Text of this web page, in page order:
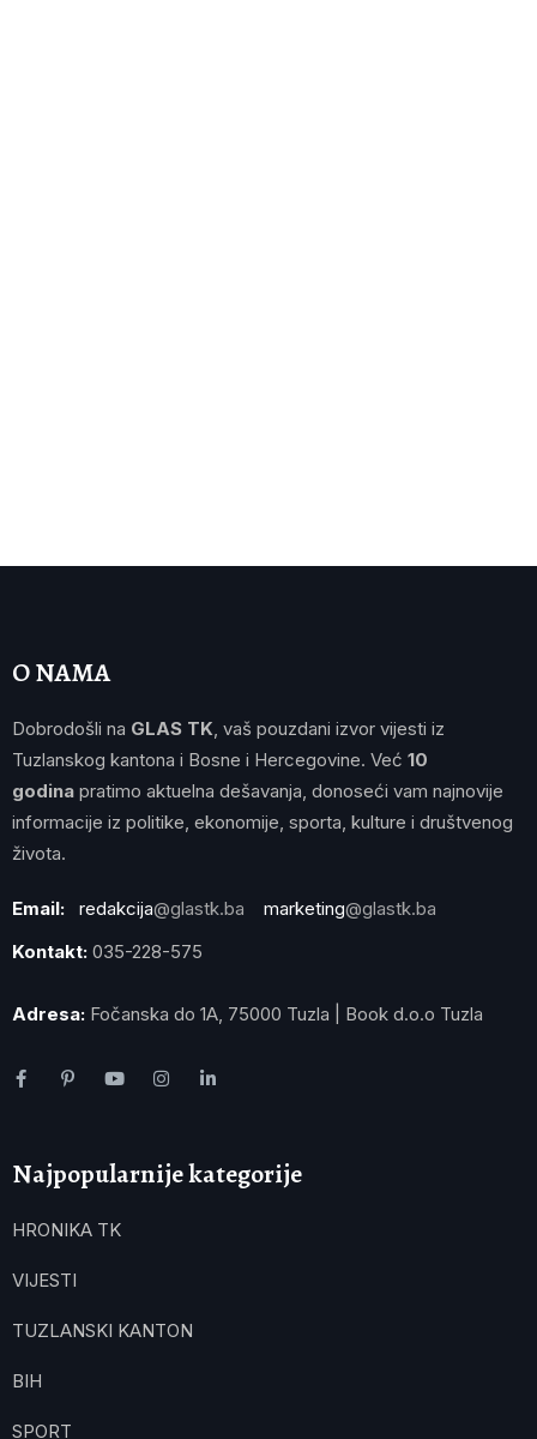
O NAMA
Dobrodošli na GLAS TK , vaš pouzdani izvor vijesti iz
Tuzlanskog kantona i Bosne i Hercegovine. Već 10
godina pratimo aktuelna dešavanja, donoseći vam najnovije
informacije iz politike, ekonomije, sporta, kulture i društvenog
života.
Email: redakcija@glastk.ba marketing@glastk.ba
Kontakt: 035-228-575
Adresa: Fočanska do 1A, 75000 Tuzla | Book d.o.o Tuzla
Najpopularnije kategorije
HRONIKA TK
VIJESTI
TUZLANSKI KANTON
BIH
SPORT